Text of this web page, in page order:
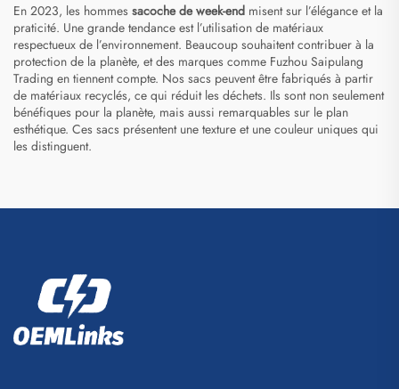
En 2023, les hommes sacoche de week-end misent sur l’élégance et la
praticité. Une grande tendance est l’utilisation de matériaux
respectueux de l’environnement. Beaucoup souhaitent contribuer à la
protection de la planète, et des marques comme Fuzhou Saipulang
Trading en tiennent compte. Nos sacs peuvent être fabriqués à partir
de matériaux recyclés, ce qui réduit les déchets. Ils sont non seulement
bénéfiques pour la planète, mais aussi remarquables sur le plan
esthétique. Ces sacs présentent une texture et une couleur uniques qui
les distinguent.